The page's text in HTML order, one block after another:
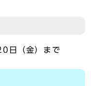
日（金）まで